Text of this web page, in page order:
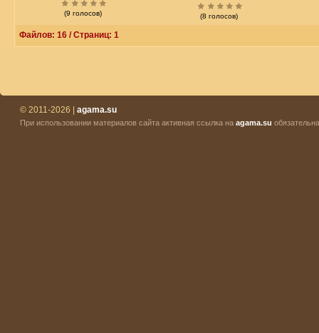
(9 голосов) (8 голосов)
Файлов: 16 / Страниц: 1
© 2011-2026 | agama.su
При использовании материалов сайта активная ссылка на agama.su